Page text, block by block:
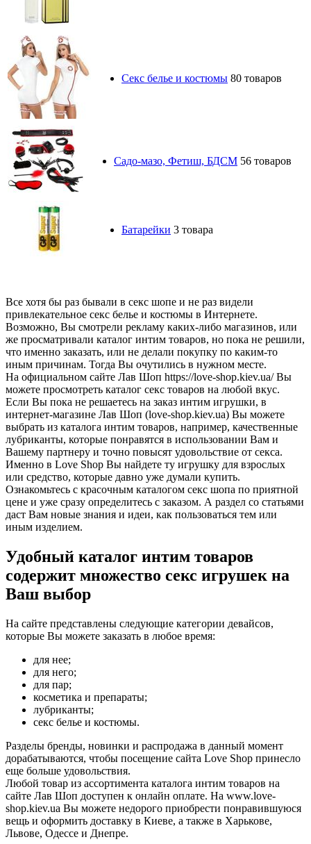
Секс белье и костюмы 80 товаров
Садо-мазо, Фетиш, БДСМ 56 товаров
Батарейки 3 товара
Все хотя бы раз бывали в секс шопе и не раз видели
привлекательное секс белье и костюмы в Интернете.
Возможно, Вы смотрели рекламу каких-либо магазинов, или
же просматривали каталог интим товаров, но пока не решили,
что именно заказать, или не делали покупку по каким-то
иным причинам. Тогда Вы очутились в нужном месте.
На официальном сайте Лав Шоп https://love-shop.kiev.ua/ Вы
можете просмотреть каталог секс товаров на любой вкус.
Если Вы пока не решаетесь на заказ интим игрушки, в
интернет-магазине Лав Шоп (love-shop.kiev.ua) Вы можете
выбрать из каталога интим товаров, например, качественные
лубриканты, которые понравятся в использовании Вам и
Вашему партнеру и точно повысят удовольствие от секса.
Именно в Love Shop Вы найдете ту игрушку для взрослых
или средство, которые давно уже думали купить.
Ознакомьтесь с красочным каталогом секс шопа по приятной
цене и уже сразу определитесь с заказом. А раздел со статьями
даст Вам новые знания и идеи, как пользоваться тем или
иным изделием.
Удобный каталог интим товаров
содержит множество секс игрушек на
Ваш выбор
На сайте представлены следующие категории девайсов,
которые Вы можете заказать в любое время:
для нее;
для него;
для пар;
косметика и препараты;
лубриканты;
секс белье и костюмы.
Разделы бренды, новинки и распродажа в данный момент
дорабатываются, чтобы посещение сайта Love Shop принесло
еще больше удовольствия.
Любой товар из ассортимента каталога интим товаров на
сайте Лав Шоп доступен к онлайн оплате. На www.love-
shop.kiev.ua Вы можете недорого приобрести понравившуюся
вещь и оформить доставку в Киеве, а также в Харькове,
Львове, Одессе и Днепре.